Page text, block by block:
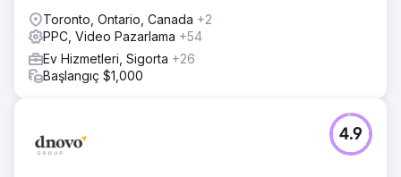
Toronto, Ontario, Canada +2
PPC, Video Pazarlama +54
Ev Hizmetleri, Sigorta +26
Başlangıç $1,000
4.9